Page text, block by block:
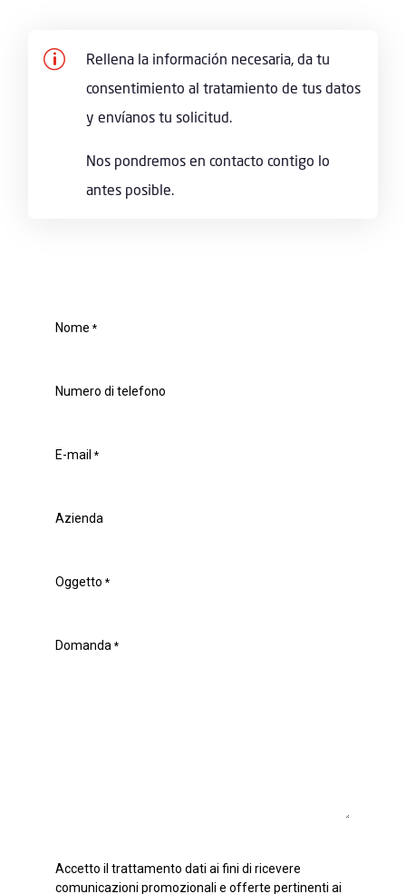
p
Rellena la información necesaria, da tu
consentimiento al tratamiento de tus datos
y envíanos tu solicitud.
Nos pondremos en contacto contigo lo
antes posible.